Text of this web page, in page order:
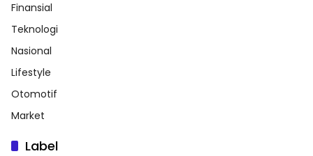
Finansial
Teknologi
Nasional
Lifestyle
Otomotif
Market
Label